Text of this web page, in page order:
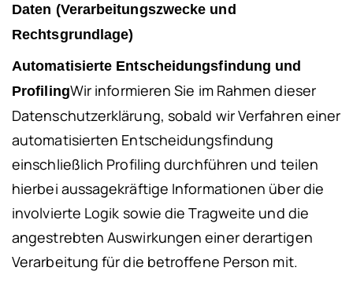
Daten (Verarbeitungszwecke und
Rechtsgrundlage)
Automatisierte Entscheidungsfindung und
ProfilingWir informieren Sie im Rahmen dieser
Datenschutzerklärung, sobald wir Verfahren einer
automatisierten Entscheidungsfindung
einschließlich Profiling durchführen und teilen
hierbei aussagekräftige Informationen über die
involvierte Logik sowie die Tragweite und die
angestrebten Auswirkungen einer derartigen
Verarbeitung für die betroffene Person mit.